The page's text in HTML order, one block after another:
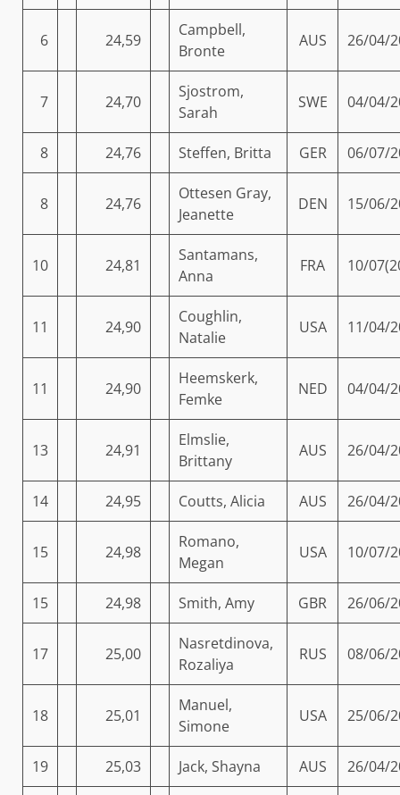
6 24,59
Campbell,
Bronte
AUS 26/04/
7 24,70
Sjostrom,
Sarah
SWE 04/04/
8 24,76 Steffen, Britta GER 06/07/
8 24,76
Ottesen Gray,
Jeanette
DEN 15/06/
10 24,81
Santamans,
Anna
FRA 10/
11 24,90
Coughlin,
Natalie
USA 11/04/
11 24,90
Heemskerk,
Femke
NED 04/04/
13 24,91
Elmslie,
Brittany
AUS 26/04/
14 24,95 Coutts, Alicia AUS 26/04/
15 24,98
Romano,
Megan
USA 10/07/
15 24,98 Smith, Amy GBR 26/06/
17 25,00
Nasretdinova,
Rozaliya
RUS 08/06/
18 25,01
Manuel,
Simone
USA 25/06/
19 25,03 Jack, Shayna AUS 26/04/